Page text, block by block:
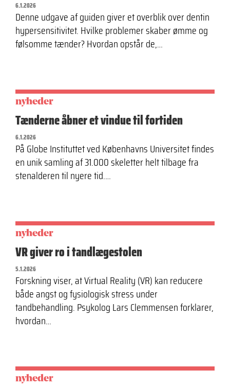
6.1.2026
Denne udgave af guiden giver et overblik over dentin
hypersensitivitet. Hvilke problemer skaber ømme og
følsomme tænder? Hvordan opstår de,…
nyheder
Tænderne åbner et vindue til fortiden
6.1.2026
På Globe Instituttet ved Københavns Universitet findes
en unik samling af 31.000 skeletter helt tilbage fra
stenalderen til nyere tid.…
nyheder
VR giver ro i tandlægestolen
5.1.2026
Forskning viser, at Virtual Reality (VR) kan reducere
både angst og fysiologisk stress under
tandbehandling. Psykolog Lars Clemmensen forklarer,
hvordan…
nyheder